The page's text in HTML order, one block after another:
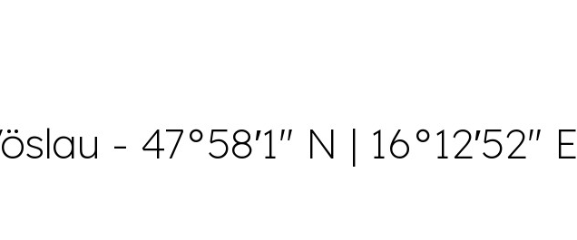
- 47°58′1″ N | 16°12′52″ E